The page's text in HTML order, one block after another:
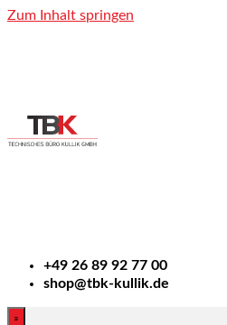
Zum Inhalt springen
+49 26 89 92 77 00
shop@tbk-kullik.de